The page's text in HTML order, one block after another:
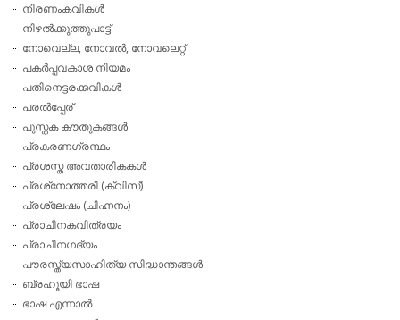
നിരണംകവികള്‍
നിഴല്‍ക്കുത്തുപാട്ട്
നോവെല്ല, നോവല്‍, നോവലെറ്റ്
പകര്‍പ്പവകാശ നിയമം
പതിനെട്ടരക്കവികള്‍
പരല്‍പ്പേര്
പുസ്തക കൗതുകങ്ങള്‍
പ്രകരണഗ്രന്ഥം
പ്രശസ്ത അവതാരികകള്‍
പ്രശ്‌നോത്തരി (ക്വിസ്)
പ്രശ്ലേഷം (ചിഹ്നനം)
പ്രാചീനകവിത്രയം
പ്രാചീനഗദ്യം
പൗരസ്ത്യസാഹിത്യ സിദ്ധാന്തങ്ങള്‍
ബ്രഹൂയി ഭാഷ
ഭാഷ എന്നാല്‍